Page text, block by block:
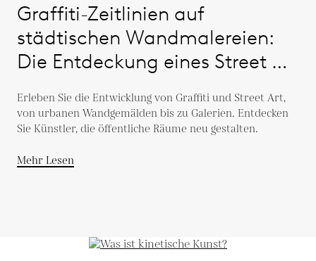
Graffiti-Zeitlinien auf
städtischen Wandmalereien:
Die Entdeckung eines Street Art
Erleben Sie die Entwicklung von Graffiti und Street Art,
von urbanen Wandgemälden bis zu Galerien. Entdecken
Sie Künstler, die öffentliche Räume neu gestalten.
Mehr Lesen